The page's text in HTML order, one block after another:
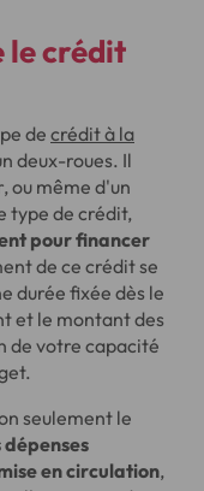
le crédit
de crédit à la
deux-roues. Il
ou même d'un
type de crédit,
pour financer
de ce crédit se
durée fixée dès le
et le montant des
de votre capacité
seulement le
en circulation,